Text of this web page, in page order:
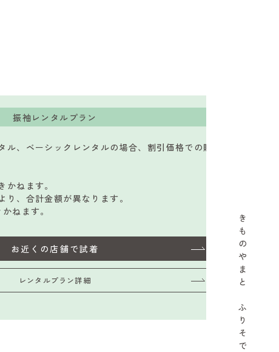
き
も
の
や
ま
と
ふ
り
そ
で
振袖レンタルプラン
ル、ベーシックレンタルの場合、割引価格での購
ねます。
、合計金額が異なります。
ねます。
お近くの店舗で試着
レンタルプラン詳細